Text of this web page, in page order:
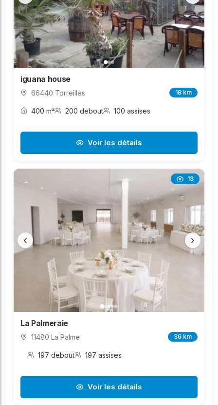
iguana house
66440 Torreilles 18 km
400 m² 200 debout 100 assises
Voir les détails
13
‹ ›
La Palmeraie
11480 La Palme 36 km
197 debout 197 assises
Voir les détails